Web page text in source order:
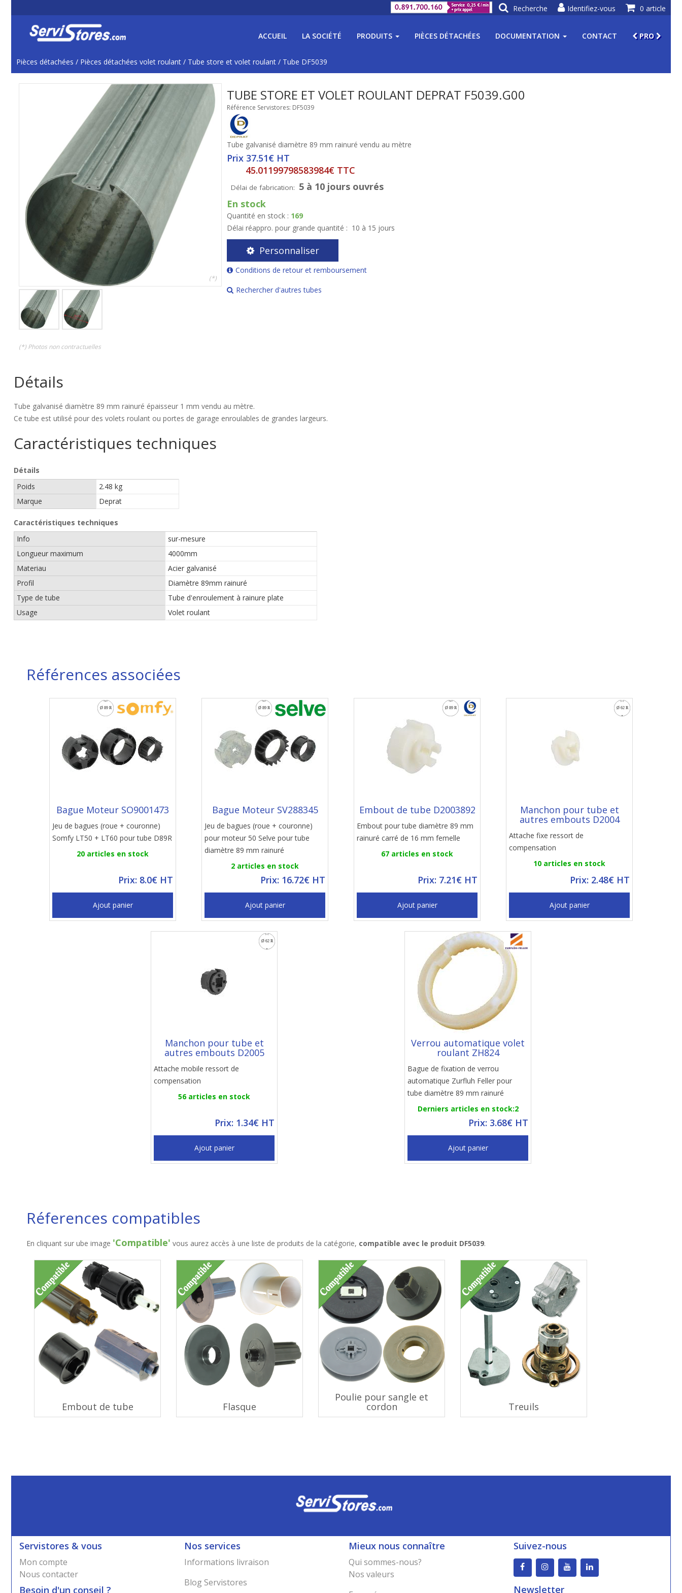
ACCUEIL LA SOCIÉTÉ PRODUITS PIÈCES DÉTACHÉES DOCUMENTATION CONTACT PRO
Pièces détachées / Pièces détachées volet roulant / Tube store et volet roulant / Tube DF5039
(*)
(*) Photos non contractuelles
TUBE STORE ET VOLET ROULANT DEPRAT F5039.G00
Référence Servistores: DF5039
Tube galvanisé diamètre 89 mm rainuré vendu au mètre
Prix 37.51€ HT
45.01199798583984€ TTC
Délai de fabrication: 5 à 10 jours ouvrés
En stock
Quantité en stock : 169
Délai réappro. pour grande quantité : 10 à 15 jours
Personnaliser
Conditions de retour et remboursement
Rechercher d'autres tubes
Détails
Tube galvanisé diamètre 89 mm rainuré épaisseur 1 mm vendu au mètre.
Ce tube est utilisé pour des volets roulant ou portes de garage enroulables de grandes largeurs.
Caractéristiques techniques
Détails
Poids
2.48 kg
Marque
Deprat
Caractéristiques techniques
Info
sur-mesure
Longueur maximum
4000mm
Materiau
Acier galvanisé
Profil
Diamètre 89mm rainuré
Type de tube
Tube d'enroulement à rainure plate
Usage
Volet roulant
Références associées
Bague Moteur SO9001473
Jeu de bagues (roue + couronne)
Somfy LT50 + LT60 pour tube D89R
20 articles en stock
Prix: 8.0€ HT
Ajout panier
Bague Moteur SV288345
Jeu de bagues (roue + couronne)
pour moteur 50 Selve pour tube
diamètre 89 mm rainuré
2 articles en stock
Prix: 16.72€ HT
Ajout panier
Embout de tube D2003892
Embout pour tube diamètre 89 mm
rainuré carré de 16 mm femelle
67 articles en stock
Prix: 7.21€ HT
Ajout panier
Manchon pour tube et
autres embouts D2004
Attache fixe ressort de
compensation
10 articles en stock
Prix: 2.48€ HT
Ajout panier
Manchon pour tube et
autres embouts D2005
Attache mobile ressort de
compensation
56 articles en stock
Prix: 1.34€ HT
Ajout panier
Verrou automatique volet
roulant ZH824
Bague de fixation de verrou
automatique Zurfluh Feller pour
tube diamètre 89 mm rainuré
Derniers articles en stock:2
Prix: 3.68€ HT
Ajout panier
Réferences compatibles
En cliquant sur ube image 'Compatible' vous aurez accès à une liste de produits de la catégorie, compatible avec le produit DF5039.
Embout de tube Flasque
Poulie pour sangle et
cordon Treuils
Servistores & vous
Mon compte
Nous contacter
Besoin d'un conseil ?
Nos services
Informations livraison
Blog Servistores
Mieux nous connaître
Qui sommes-nous?
Nos valeurs
Suivez-nous
Newsletter
0 article
Identifiez-vous
Recherche